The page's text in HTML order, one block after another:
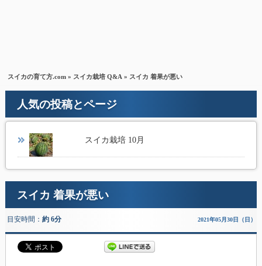
スイカの育て方.com » スイカ栽培 Q&A » スイカ 着果が悪い
人気の投稿とページ
スイカ栽培 10月
スイカ 着果が悪い
目安時間： 約 6分 2021年05月30日（日）